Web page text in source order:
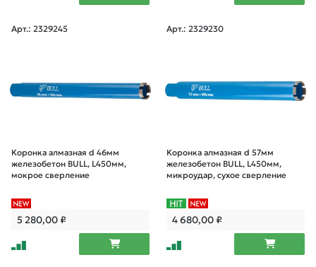
Арт.: 2329245
Коронка алмазная d 46мм
железобетон BULL, L450мм,
мокрое сверление
5 280,00₽
Арт.: 2329230
Коронка алмазная d 57мм
железобетон BULL, L450мм,
микроудар, сухое сверление
4 680,00₽